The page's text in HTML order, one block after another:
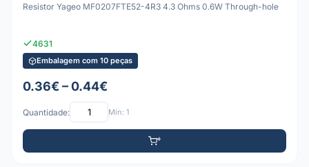
Resistor Yageo MF0207FTE52-4R3 4.3 Ohms 0.6W Through-hole
4631
Embalagem com 10 peças
0.36€ – 0.44€
Quantidade: Mín: 1